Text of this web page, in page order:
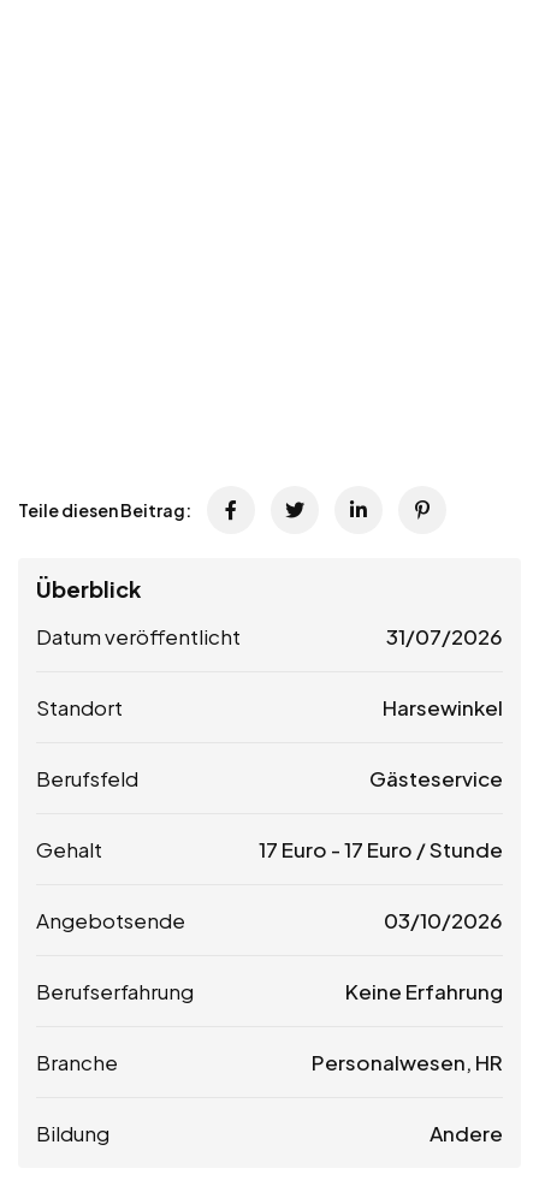
Teile diesen Beitrag:
Überblick
Datum veröffentlicht 31/07/2026
Standort Harsewinkel
Berufsfeld Gästeservice
Gehalt 17 Euro -17 Euro / Stunde
Angebotsende 03/10/2026
Berufserfahrung Keine Erfahrung
Branche Personalwesen, HR
Bildung Andere